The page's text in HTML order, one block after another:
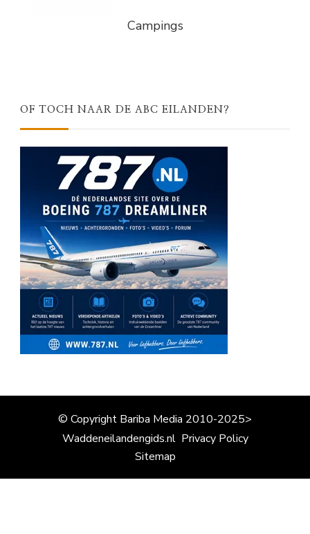
Campings
OF TOCH NAAR DE ABC EILANDEN?
© Copyright Bariba Media 2010-2025>
Waddeneilandengids.nl Privacy Policy
Sitemap